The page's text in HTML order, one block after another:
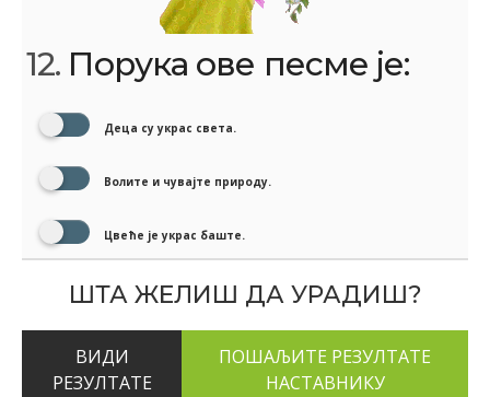
12. Порука ове песме је:
Деца су украс света.
Волите и чувајте природу.
Цвеће је украс баште.
ШТА ЖЕЛИШ ДА УРАДИШ?
ВИДИ
РЕЗУЛТАТЕ